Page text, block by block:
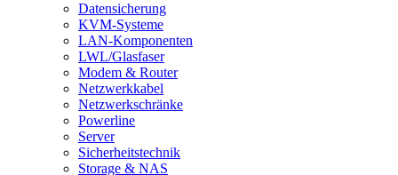
Datensicherung
KVM-Systeme
LAN-Komponenten
LWL/Glasfaser
Modem & Router
Netzwerkkabel
Netzwerkschränke
Powerline
Server
Sicherheitstechnik
Storage & NAS